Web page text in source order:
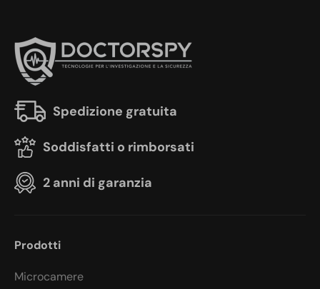
Spedizione gratuita
Soddisfatti o rimborsati
2 anni di garanzia
Prodotti
Microcamere